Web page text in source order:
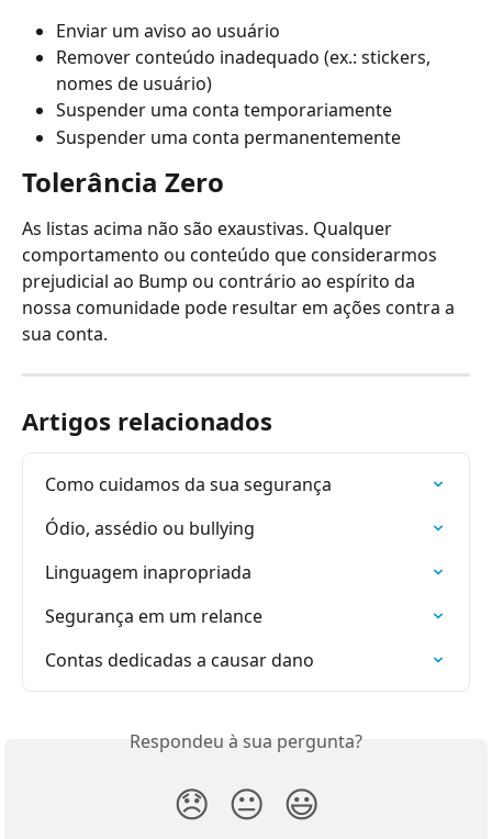
Enviar um aviso ao usuário
Remover conteúdo inadequado (ex.: stickers,
nomes de usuário)
Suspender uma conta temporariamente
Suspender uma conta permanentemente
Tolerância Zero
As listas acima não são exaustivas. Qualquer
comportamento ou conteúdo que considerarmos
prejudicial ao Bump ou contrário ao espírito da
nossa comunidade pode resultar em ações contra a
sua conta.
Artigos relacionados
Como cuidamos da sua segurança
Ódio, assédio ou bullying
Linguagem inapropriada
Segurança em um relance
Contas dedicadas a causar dano
Respondeu à sua pergunta?
😞 😐 😃